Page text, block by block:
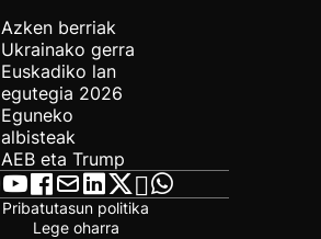
Azken berriak
Ukrainako gerra
Euskadiko lan
egutegia 2026
Eguneko
albisteak
AEB eta Trump
Pribatutasun politika
Lege oharra